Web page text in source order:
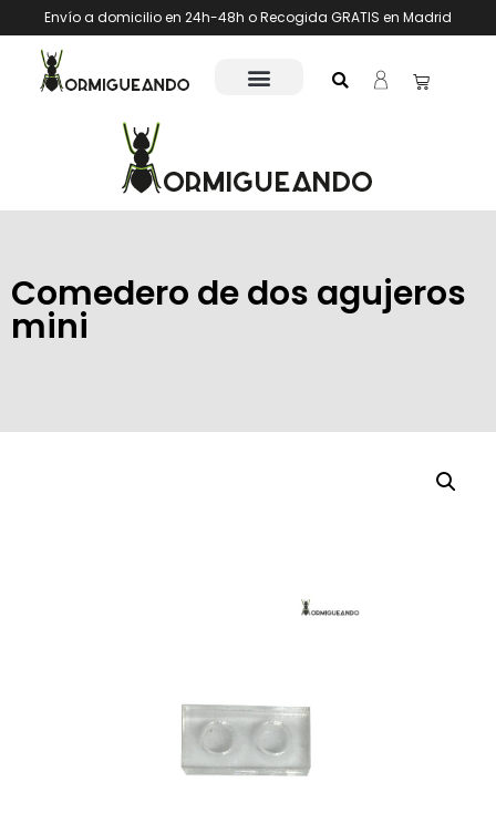
Envío a domicilio en 24h-48h o Recogida GRATIS en Madrid
Comedero de dos agujeros
mini